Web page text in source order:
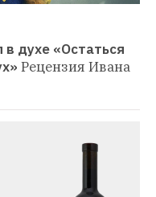
духе «Остаться
Рецензия Ивана